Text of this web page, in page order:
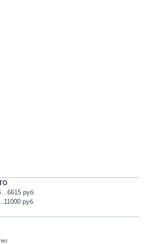
...6615 руб.
руб.